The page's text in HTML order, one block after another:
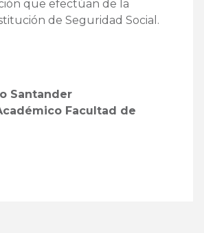
que efectúan de la
de Seguridad Social.
Santander
Facultad de